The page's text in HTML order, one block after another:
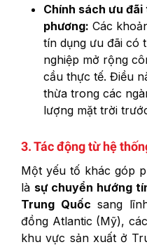
Chính sách ưu
phương: Các
tín dụng ưu đãi có
nghiệp mở rộng
cầu thực tế. Điều
thừa trong các
lượng mặt trời
3. Tác động từ hệ
Một yếu tố khác góp
là sự chuyển hướng
Trung Quốc sang
đồng Atlantic (Mỹ),
khu vực sản xuất ở